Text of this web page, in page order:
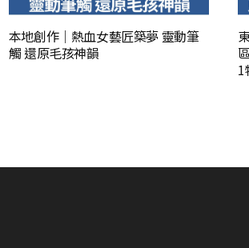
本地創作｜熱血女藝匠築夢 靈動筆
觸 還原毛孩神韻
1